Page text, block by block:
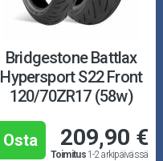
Bridgestone Battlax
Hypersport S22 Front
120/70ZR17 (58w)
Osta 209,90 €
Toimitus1-2 arkipäivässä